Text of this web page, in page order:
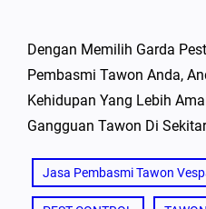
Dengan Memilih Garda
Pembasmi Tawon Anda,
Kehidupan Yang Lebih
Gangguan Tawon Di
Jasa Pembasmi Tawon